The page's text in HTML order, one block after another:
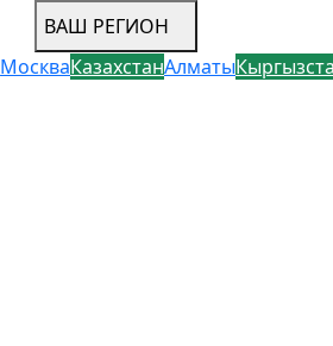
ВАШ РЕГИОН
МоскваКазахстанАлматы